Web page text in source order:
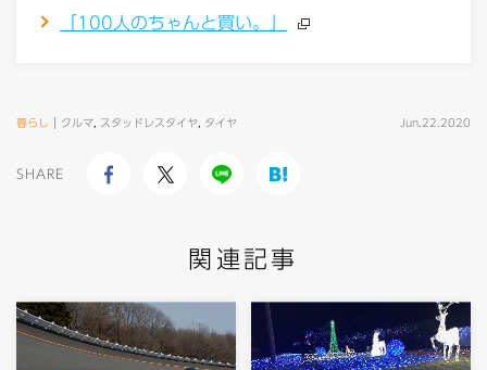
「100人のちゃんと買い。」
暮らし クルマ スタッドレスタイヤ タイヤ Jun.22.2020
SHARE
関連記事